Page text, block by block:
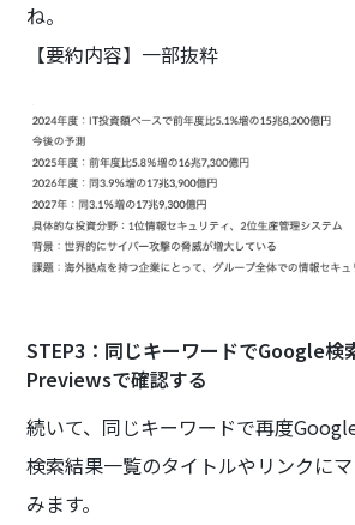
ね。
【要約内容】一部抜粋
STEP3：同じキーワードでGoogle
Previewsで確認する
続いて、同じキーワードで再度
検索結果一覧のタイトルやリンクに
みます。